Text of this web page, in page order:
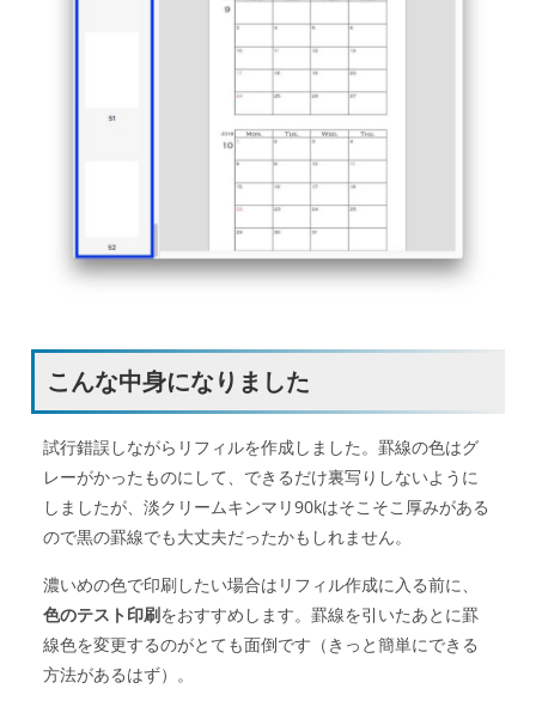
こんな中身になりました
試行錯誤しながらリフィルを作成しました。罫線の色はグ
レーがかったものにして、できるだけ裏写りしないように
しましたが、淡クリームキンマリ90kはそこそこ厚みがある
ので黒の罫線でも大丈夫だったかもしれません。
濃いめの色で印刷したい場合はリフィル作成に入る前に、
色のテスト印刷をおすすめします。罫線を引いたあとに罫
線色を変更するのがとても面倒です（きっと簡単にできる
方法があるはず）。